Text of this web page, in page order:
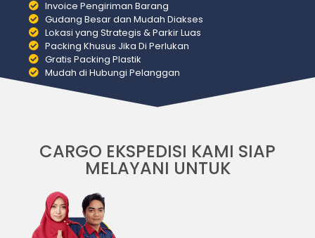
Invoice Pengiriman Barang
Gudang Besar dan Mudah Diakses
Lokasi yang Strategis & Parkir Luas
Packing Khusus Jika Di Perlukan
Gratis Packing Plastik
Mudah di Hubungi Pelanggan
CARGO EKSPEDISI KAMI SIAP
MELAYANI UNTUK